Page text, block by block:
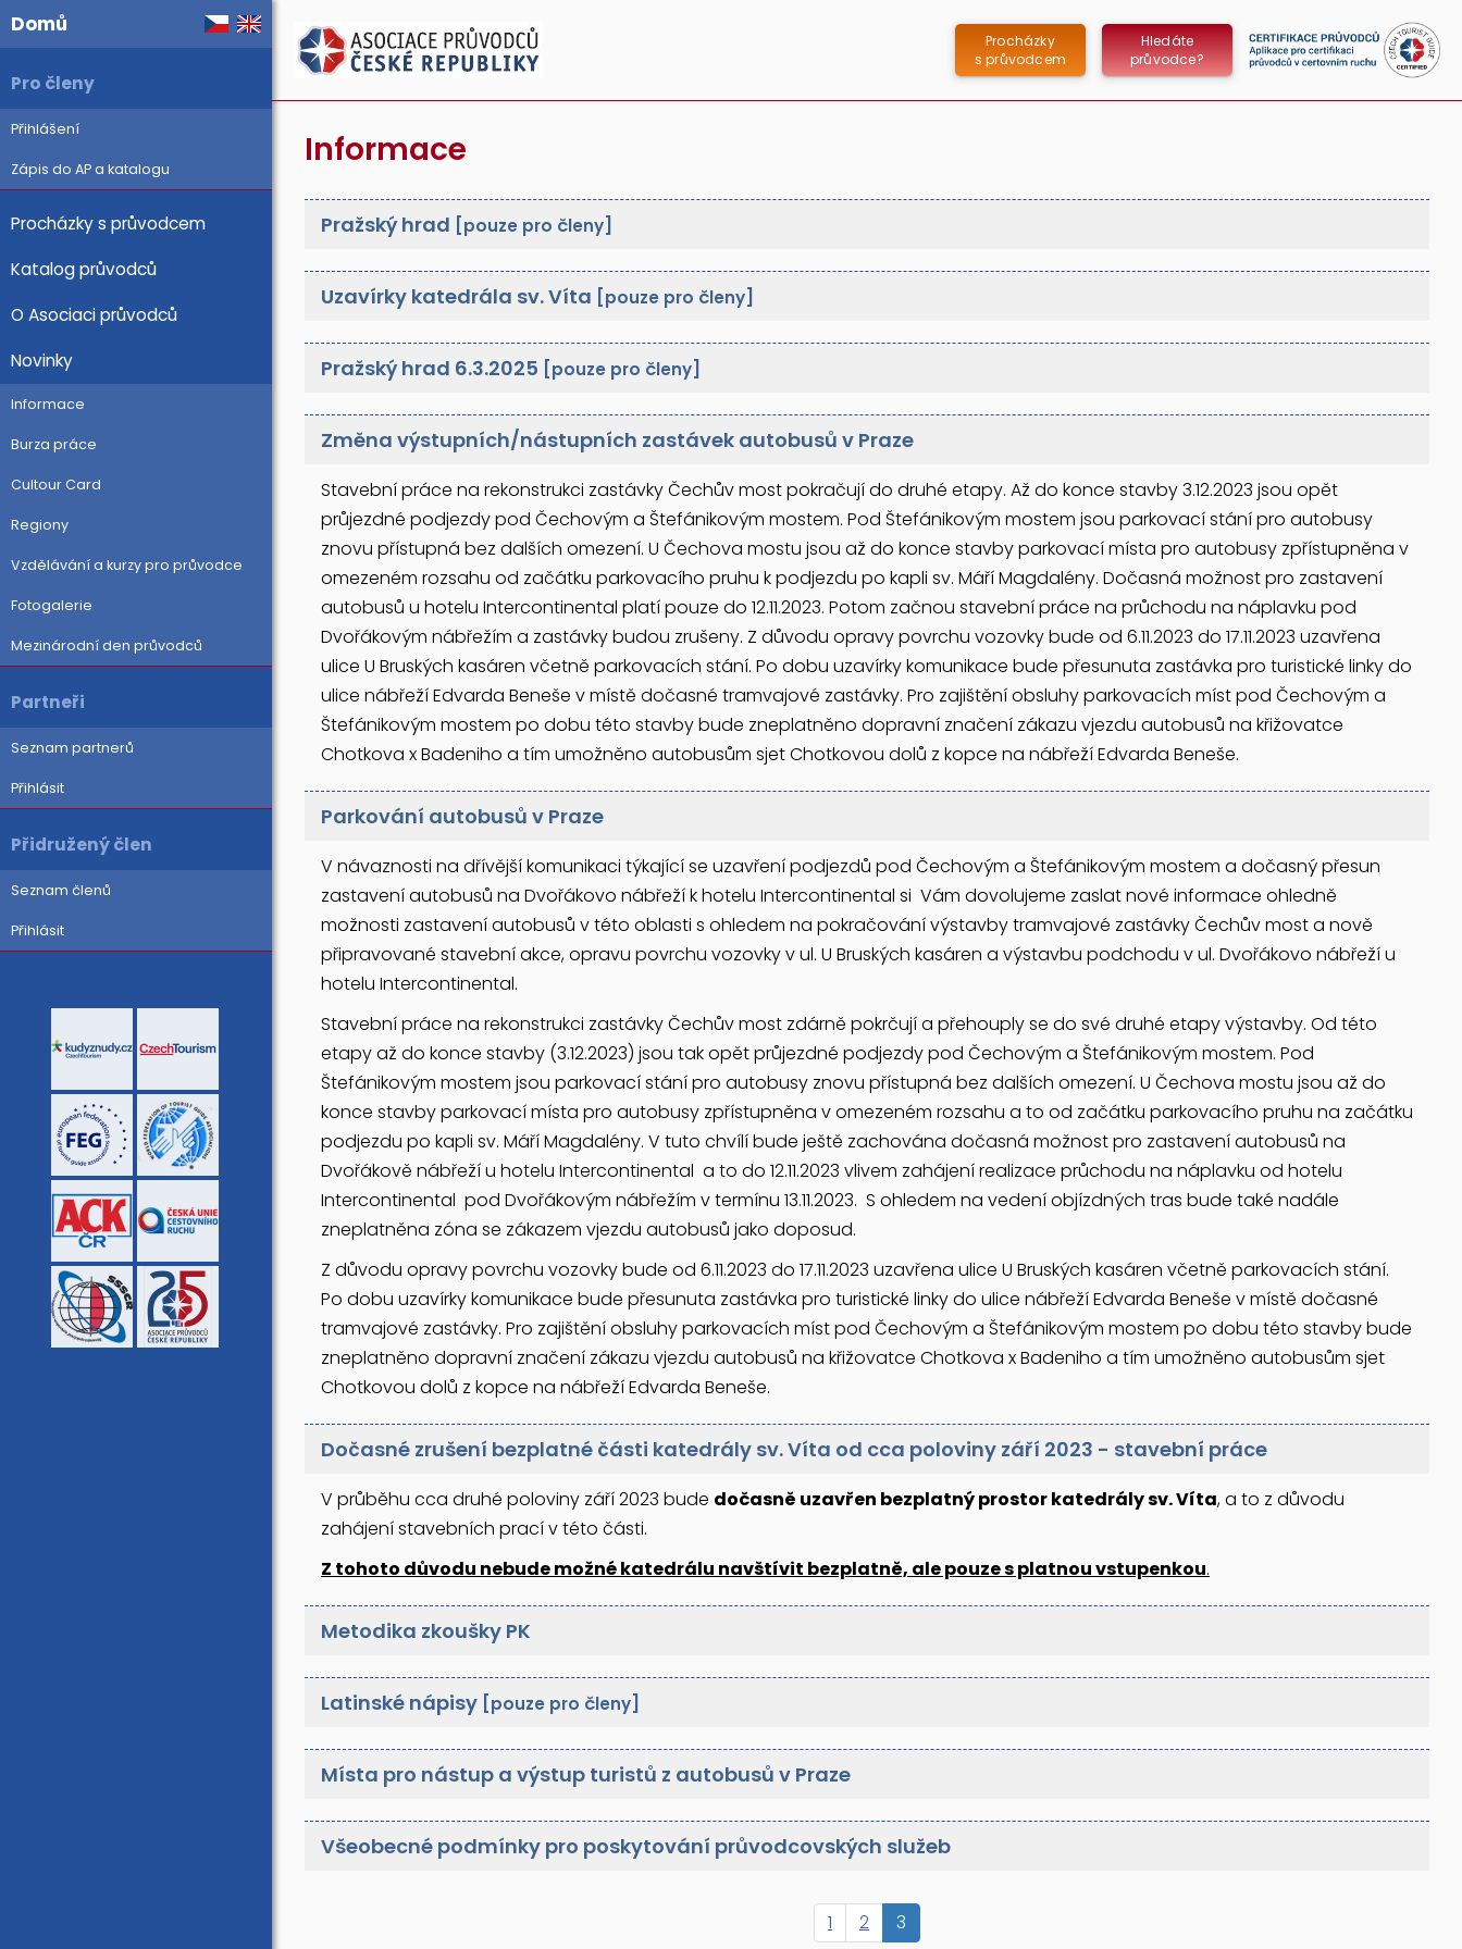
Domů
Pro členy
Přihlášení
Zápis do AP a katalogu
Procházky s průvodcem
Katalog průvodců
O Asociaci průvodců
Novinky
Informace
Burza práce
Cultour Card
Regiony
Vzdělávání a kurzy pro průvodce
Fotogalerie
Mezinárodní den průvodců
Partneři
Seznam partnerů
Přihlásit
Přidružený člen
Seznam členů
Přihlásit
Hledáte
průvodce?
Procházky
s průvodcem
Informace
Pražský hrad [pouze pro členy]
Uzavírky katedrála sv. Víta [pouze pro členy]
Pražský hrad 6.3.2025 [pouze pro členy]
Změna výstupních/nástupních zastávek autobusů v Praze
Stavební práce na rekonstrukci zastávky Čechův most pokračují do druhé etapy. Až do konce stavby 3.12.2023 jsou opět
průjezdné podjezdy pod Čechovým a Štefánikovým mostem. Pod Štefánikovým mostem jsou parkovací stání pro autobusy
znovu přístupná bez dalších omezení. U Čechova mostu jsou až do konce stavby parkovací místa pro autobusy zpřístupněna v
omezeném rozsahu od začátku parkovacího pruhu k podjezdu po kapli sv. Máří Magdalény. Dočasná možnost pro zastavení
autobusů u hotelu Intercontinental platí pouze do 12.11.2023. Potom začnou stavební práce na průchodu na náplavku pod
Dvořákovým nábřežím a zastávky budou zrušeny. Z důvodu opravy povrchu vozovky bude od 6.11.2023 do 17.11.2023 uzavřena
ulice U Bruských kasáren včetně parkovacích stání. Po dobu uzavírky komunikace bude přesunuta zastávka pro turistické linky do
ulice nábřeží Edvarda Beneše v místě dočasné tramvajové zastávky. Pro zajištění obsluhy parkovacích míst pod Čechovým a
Štefánikovým mostem po dobu této stavby bude zneplatněno dopravní značení zákazu vjezdu autobusů na křižovatce
Chotkova x Badeniho a tím umožněno autobusům sjet Chotkovou dolů z kopce na nábřeží Edvarda Beneše.
Parkování autobusů v Praze
V návaznosti na dřívější komunikaci týkající se uzavření podjezdů pod Čechovým a Štefánikovým mostem a dočasný přesun
zastavení autobusů na Dvořákovo nábřeží k hotelu Intercontinental si Vám dovolujeme zaslat nové informace ohledně
možnosti zastavení autobusů v této oblasti s ohledem na pokračování výstavby tramvajové zastávky Čechův most a nově
připravované stavební akce, opravu povrchu vozovky v ul. U Bruských kasáren a výstavbu podchodu v ul. Dvořákovo nábřeží u
hotelu Intercontinental.
Stavební práce na rekonstrukci zastávky Čechův most zdárně pokrčují a přehouply se do své druhé etapy výstavby. Od této
etapy až do konce stavby (3.12.2023) jsou tak opět průjezdné podjezdy pod Čechovým a Štefánikovým mostem. Pod
Štefánikovým mostem jsou parkovací stání pro autobusy znovu přístupná bez dalších omezení. U Čechova mostu jsou až do
konce stavby parkovací místa pro autobusy zpřístupněna v omezeném rozsahu a to od začátku parkovacího pruhu na začátku
podjezdu po kapli sv. Máří Magdalény. V tuto chvílí bude ještě zachována dočasná možnost pro zastavení autobusů na
Dvořákově nábřeží u hotelu Intercontinental a to do 12.11.2023 vlivem zahájení realizace průchodu na náplavku od hotelu
Intercontinental pod Dvořákovým nábřežím v termínu 13.11.2023. S ohledem na vedení objízdných tras bude také nadále
zneplatněna zóna se zákazem vjezdu autobusů jako doposud.
Z důvodu opravy povrchu vozovky bude od 6.11.2023 do 17.11.2023 uzavřena ulice U Bruských kasáren včetně parkovacích stání.
Po dobu uzavírky komunikace bude přesunuta zastávka pro turistické linky do ulice nábřeží Edvarda Beneše v místě dočasné
tramvajové zastávky. Pro zajištění obsluhy parkovacích míst pod Čechovým a Štefánikovým mostem po dobu této stavby bude
zneplatněno dopravní značení zákazu vjezdu autobusů na křižovatce Chotkova x Badeniho a tím umožněno autobusům sjet
Chotkovou dolů z kopce na nábřeží Edvarda Beneše.
Dočasné zrušení bezplatné části katedrály sv. Víta od cca poloviny září 2023 - stavební práce
V průběhu cca druhé poloviny září 2023 bude dočasně uzavřen bezplatný prostor katedrály sv. Víta, a to z důvodu
zahájení stavebních prací v této části.
Z tohoto důvodu nebude možné katedrálu navštívit bezplatně, ale pouze s platnou vstupenkou.
Metodika zkoušky PK
Latinské nápisy [pouze pro členy]
Místa pro nástup a výstup turistů z autobusů v Praze
Všeobecné podmínky pro poskytování průvodcovských služeb
1 2 3